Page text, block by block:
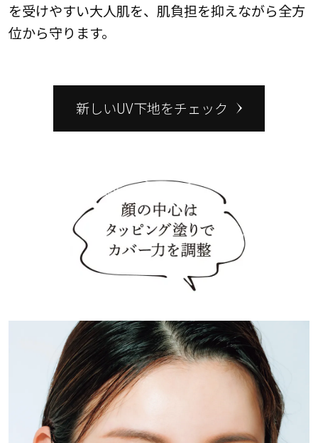
を受けやすい大人肌を、肌負担を抑えながら全方
位から守ります。
新しいUV下地をチェック